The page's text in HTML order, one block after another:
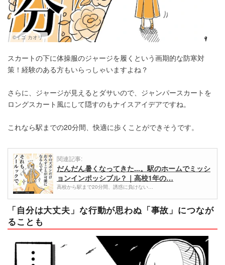
©イゴ カオリ
スカートの下に体操服のジャージを履くという画期的な防寒対
策！経験のある方もいらっしゃいますよね？
さらに、ジャージが見えるとダサいので、ジャンパースカートを
ロングスカート風にして隠すのもナイスアイデアですね。
これなら駅までの20分間、快適に歩くことができそうです。
関連記事:
だんだん暑くなってきた...。駅のホームでミッシ
ョンインポッシブル？｜高校1年の…
高校から駅まで20分間、誘惑に負けない…
「自分は大丈夫」な行動が思わぬ「事故」につなが
ることも